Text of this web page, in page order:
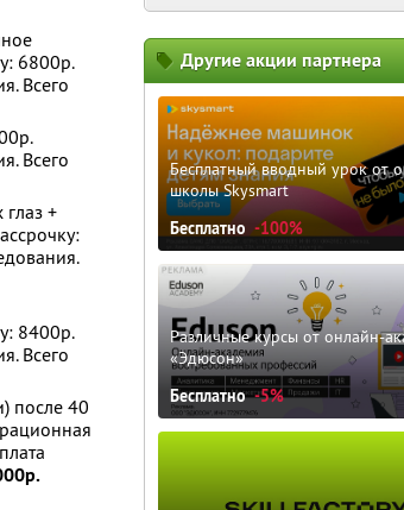
6800р.
Всего
Всего
+
8400р.
Всего
после 40
Другие акции партнера
Бесплатный вводный урок от
школы Skysmart
Бесплатно -100%
Различные курсы от онлайн-
«Эдюсон»
Бесплатно -5%